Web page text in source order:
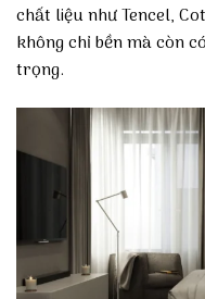
chất liệu như Tencel,
không chỉ bền mà còn
trọng.